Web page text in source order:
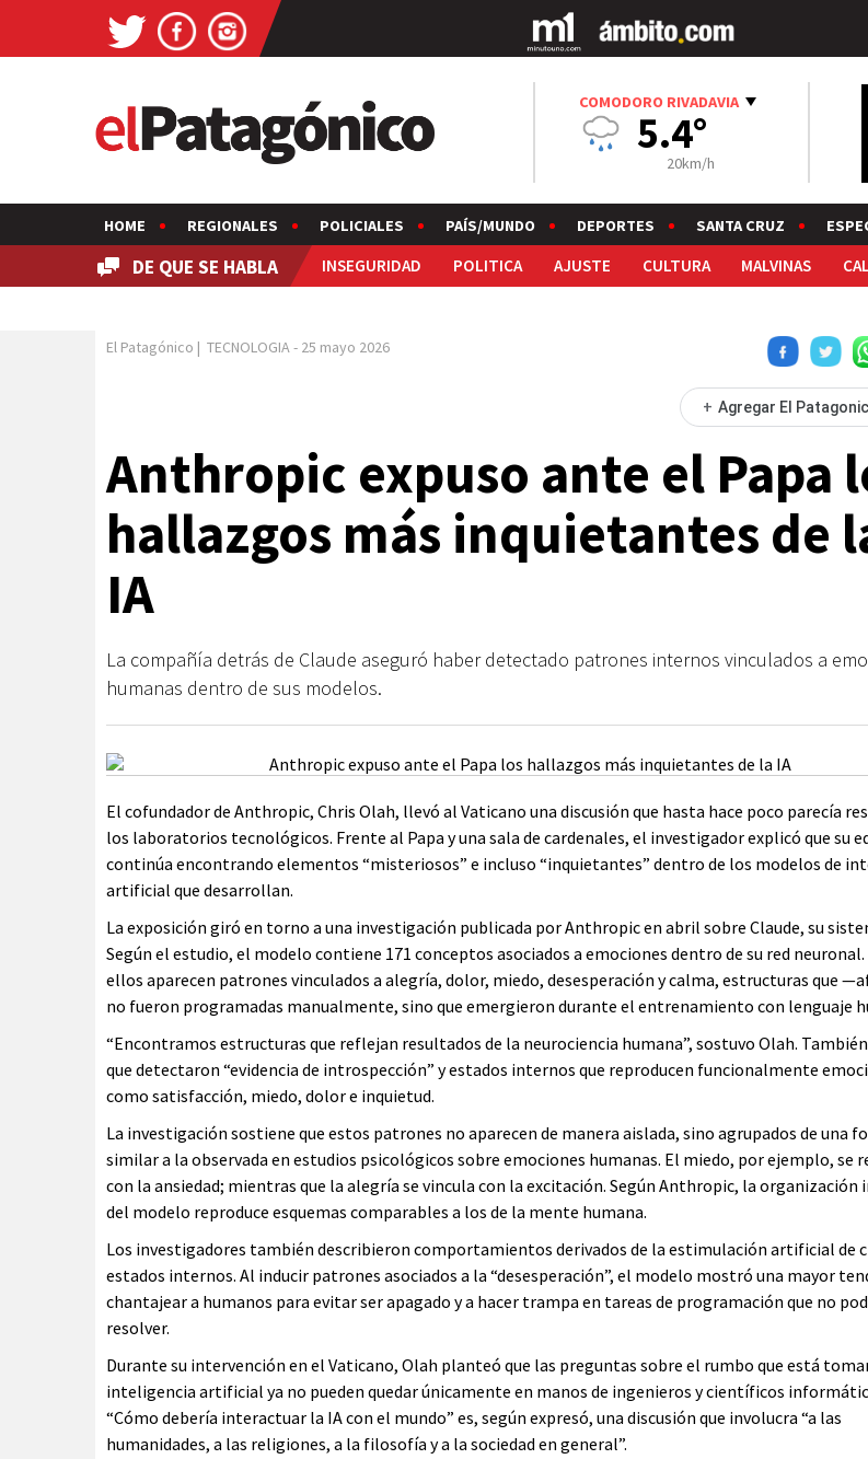
COMODORO RIVADAVIA
5.4°
20km/h
HOME REGIONALES POLICIALES PAÍS/MUNDO DEPORTES SANTA CRUZ
DE QUE SE HABLA INSEGURIDAD POLITICA AJUSTE CULTURA MALVINAS
El Patagónico | TECNOLOGIA- 25 mayo 2026
+ Agregar El
Anthropic expuso ante el Papa
hallazgos más inquietantes de
IA
La compañía detrás de Claude aseguró haber detectado patrones internos vinculados a
humanas dentro de sus modelos.
El cofundador de Anthropic, Chris Olah, llevó al Vaticano una discusión que hasta hace poco parecía
los laboratorios tecnológicos. Frente al Papa y una sala de cardenales, el investigador explicó que su
continúa encontrando elementos “misteriosos” e incluso “inquietantes” dentro de los modelos de
artificial que desarrollan.
La exposición giró en torno a una investigación publicada por Anthropic en abril sobre Claude, su
Según el estudio, el modelo contiene 171 conceptos asociados a emociones dentro de su red
ellos aparecen patrones vinculados a alegría, dolor, miedo, desesperación y calma, estructuras que
no fueron programadas manualmente, sino que emergieron durante el entrenamiento con lenguaje
“Encontramos estructuras que reflejan resultados de la neurociencia humana”, sostuvo Olah.
que detectaron “evidencia de introspección” y estados internos que reproducen funcionalmente
como satisfacción, miedo, dolor e inquietud.
La investigación sostiene que estos patrones no aparecen de manera aislada, sino agrupados de una
similar a la observada en estudios psicológicos sobre emociones humanas. El miedo, por ejemplo, se
con la ansiedad; mientras que la alegría se vincula con la excitación. Según Anthropic, la organización
del modelo reproduce esquemas comparables a los de la mente humana.
Los investigadores también describieron comportamientos derivados de la estimulación artificial de
estados internos. Al inducir patrones asociados a la “desesperación”, el modelo mostró una mayor
chantajear a humanos para evitar ser apagado y a hacer trampa en tareas de programación que no
resolver.
Durante su intervención en el Vaticano, Olah planteó que las preguntas sobre el rumbo que está
inteligencia artificial ya no pueden quedar únicamente en manos de ingenieros y científicos
“Cómo debería interactuar la IA con el mundo” es, según expresó, una discusión que involucra “a las
humanidades, a las religiones, a la filosofía y a la sociedad en general”.